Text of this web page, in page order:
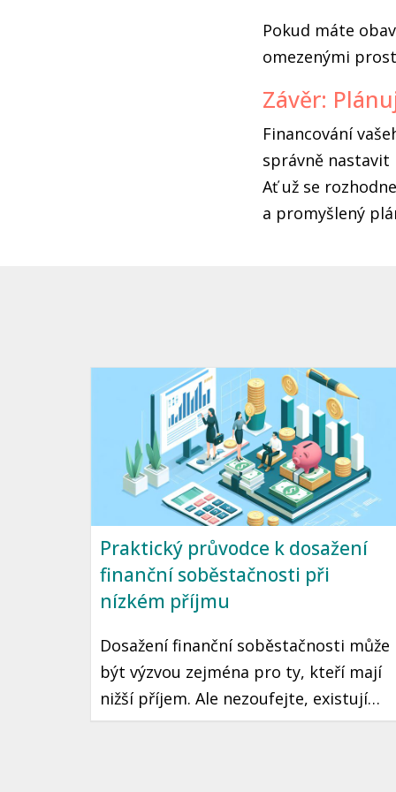
Pokud máte
omezenými
Závěr:
Financování
správně
Ať už se
a promyšlený
Praktický průvodce k dosažení
finanční soběstačnosti při
nízkém příjmu
Dosažení finanční soběstačnosti může
být výzvou zejména pro ty, kteří mají
nižší příjem. Ale nezoufejte, existují
praktické kroky a strategie, které vám